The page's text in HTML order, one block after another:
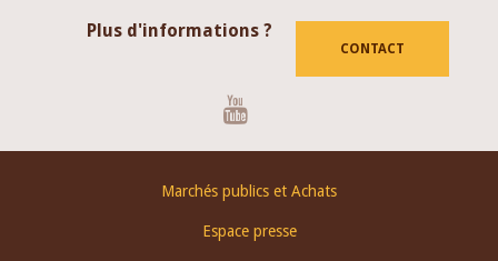
Plus d'informations ?
CONTACT
Marchés publics et Achats
Espace presse